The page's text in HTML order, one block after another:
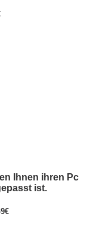
Ihnen ihren Pc
ist.